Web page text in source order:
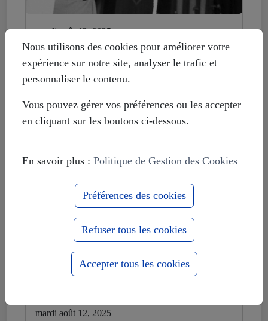
mardi août 12, 2025
Histoire déformée : les Européistes
veulent fonder leur unité sur la
russophobie
mardi août 12, 2025
Nous utilisons des cookies pour améliorer votre
expérience sur notre site, analyser le trafic et
personnaliser le contenu.
Vous pouvez gérer vos préférences ou les accepter
en cliquant sur les boutons ci-dessous.
En savoir plus : Politique de Gestion des Cookies
Préférences des cookies
Refuser tous les cookies
Accepter tous les cookies